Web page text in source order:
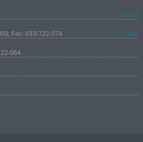
Email
Fax: 033/722-074
Email
064